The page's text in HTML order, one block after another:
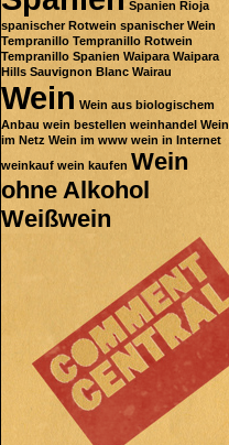
Spanien Rioja
spanischer Rotwein spanischer Wein
Tempranillo Tempranillo Rotwein
Tempranillo Spanien Waipara Waipara
Hills Sauvignon Blanc Wairau
Wein Wein aus biologischem
Anbau wein bestellen weinhandel Wein
im Netz Wein im www wein in Internet
weinkauf wein kaufen Wein
ohne Alkohol
Weißwein